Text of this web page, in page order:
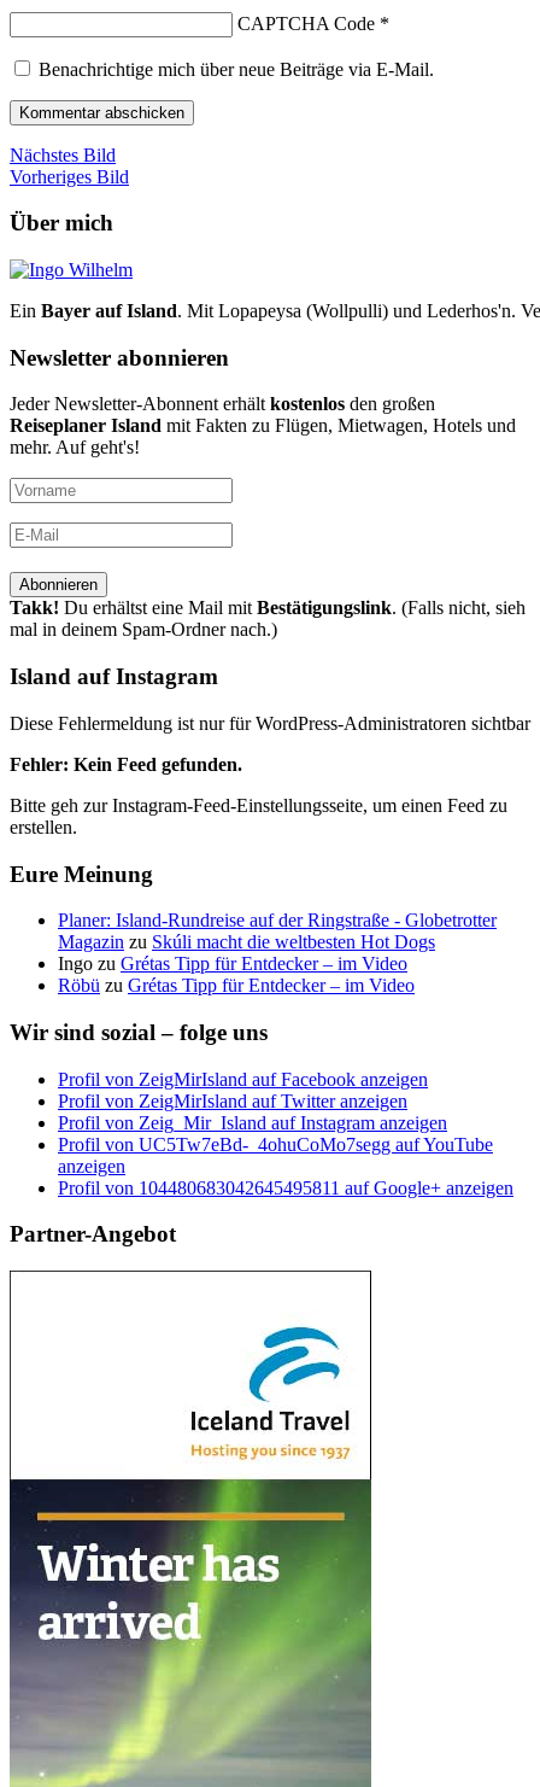
CAPTCHA Code *
Benachrichtige mich über neue Beiträge via E-Mail.
Nächstes Bild
Vorheriges Bild
Über mich
Ein Bayer auf Island. Mit Lopapeysa (Wollpulli) und Lederhos'n.
Newsletter abonnieren
Jeder Newsletter-Abonnent erhältkostenlos den großen
Reiseplaner Island mit Fakten zu Flügen, Mietwagen, Hotels und
mehr. Auf geht's!
Takk! Du erhältst eine Mail mitBestätigungslink. (Falls nicht, sieh
mal in deinem Spam-Ordner nach.)
Island auf Instagram
Diese Fehlermeldung ist nur für WordPress-Administratoren sichtbar
Fehler: Kein Feed gefunden.
Bitte geh zur Instagram-Feed-Einstellungsseite, um einen Feed zu
erstellen.
Eure Meinung
Planer: Island-Rundreise auf der Ringstraße - Globetrotter
Magazin zu Skúli macht die weltbesten Hot Dogs
Ingo zu Grétas Tipp für Entdecker – im Video
Röbü zu Grétas Tipp für Entdecker – im Video
Wir sind sozial – folge uns
Profil von ZeigMirIsland auf Facebook anzeigen
Profil von ZeigMirIsland auf Twitter anzeigen
Profil von Zeig_Mir_Island auf Instagram anzeigen
Profil von UC5Tw7eBd-_4ohuCoMo7segg auf YouTube
anzeigen
Profil von 104480683042645495811 auf Google+ anzeigen
Partner-Angebot